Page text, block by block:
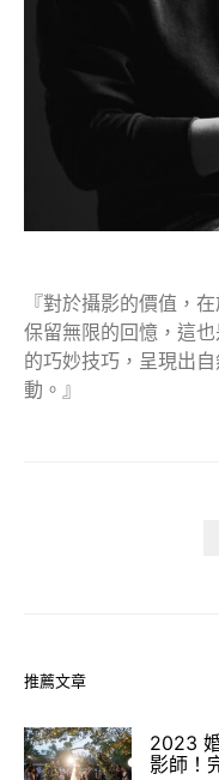
『對於攝影的價值，
保留無限的回憶，這
的巧妙技巧，呈現出
動。』
推薦文章
2023
影師！